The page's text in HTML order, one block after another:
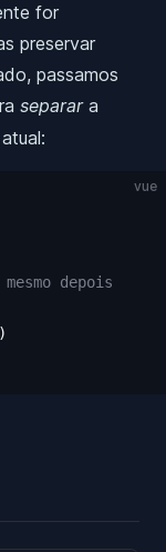
for
preservar
passamos
separara
vue
depois
)